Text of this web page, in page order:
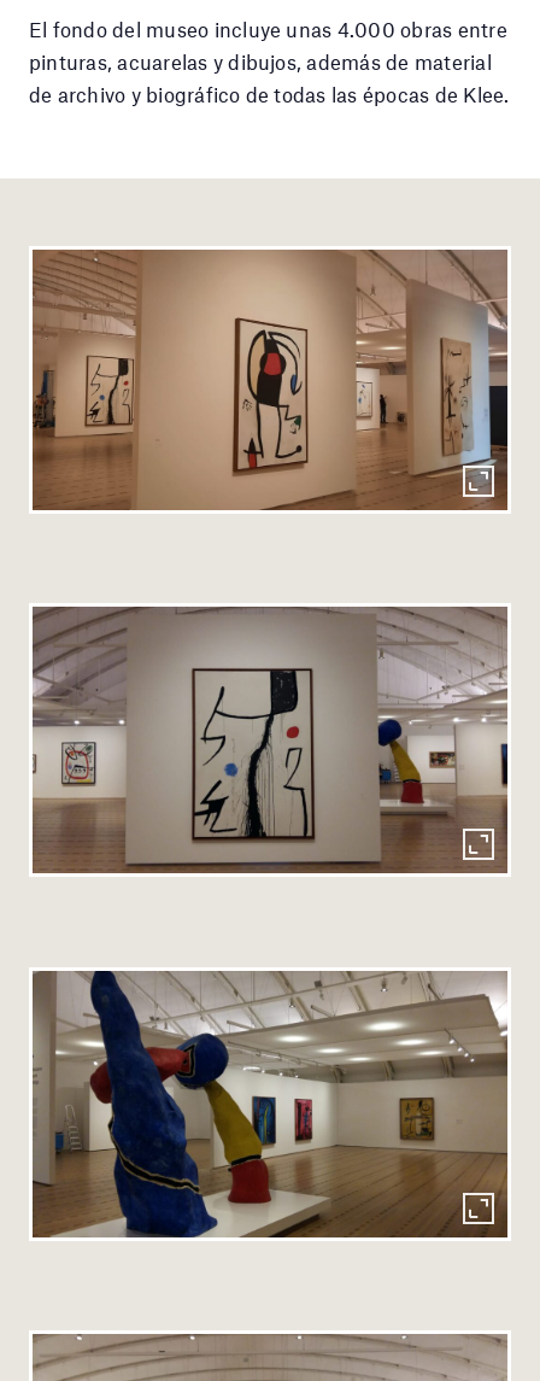
El fondo del museo incluye unas 4.000 obras entre
pinturas, acuarelas y dibujos, además de material
de archivo y biográfico de todas las épocas de Klee.